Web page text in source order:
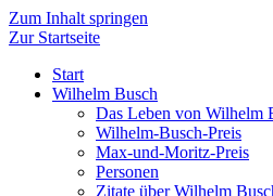
Zum Inhalt springen
Zur Startseite
Start
Wilhelm Busch
Das Leben von Wilhelm
Wilhelm-Busch-Preis
Max-und-Moritz-Preis
Personen
Zitate über Wilhelm